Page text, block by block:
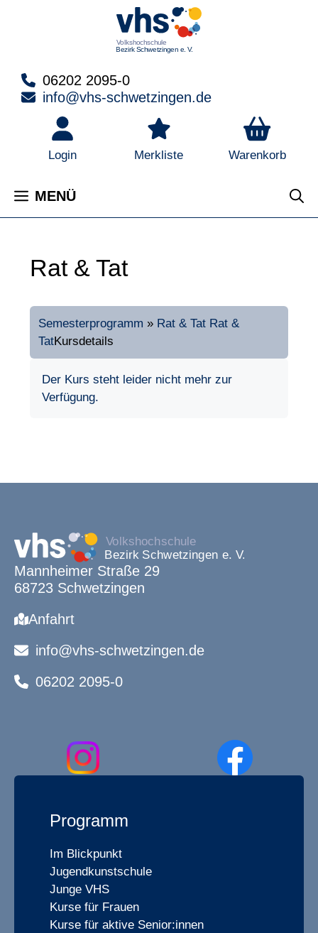
06202 2095-0
info@vhs-schwetzingen.de
Login Merkliste Warenkorb
MENÜ
Rat & Tat
Semesterprogramm » Rat & Tat Rat &
TatKursdetails
Der Kurs steht leider nicht mehr zur
Verfügung.
Mannheimer Straße 29
68723 Schwetzingen
Anfahrt
info@vhs-schwetzingen.de
06202 2095-0
Programm
Im Blickpunkt
Jugendkunstschule
Junge VHS
Kurse für Frauen
Kurse für aktive Senior:innen